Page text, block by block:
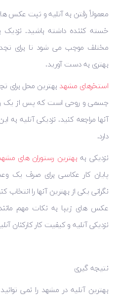
معمولاً رفتن به آتلیه و ثبت عکس
خسته کننده داشته باشید. نزدیک
مختلف موجب می شود تا برای
بهتری به دست آورید.
استخرهای مشهد بهترین محل برای
جسمی و روحی است که پس از یک
آنها مراجعه کنید. نزدیکی آتلیه به
دارد.
نزدیکی به بهترین رستوران های
پایان کار عکاسی برای صرف یک
نگرانی یکی از بهترین آنها را انتخاب
عکس های زیبا به نکات مهم
نزدیکی آتلیه و کیفیت کار کارکنان
نتیجه گیری
بهترین آتلیه در مشهد را نمی